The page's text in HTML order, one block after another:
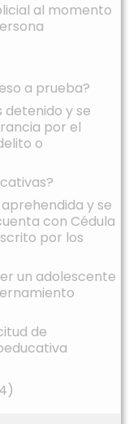
al momento
a prueba?
detenido y se
por el
o
y se
con Cédula
por los
un adolescente
de